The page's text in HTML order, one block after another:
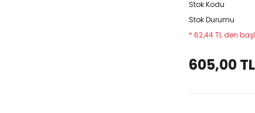
Stok Kodu
Stok Durumu
* 62,44 TL den
605,00 TL